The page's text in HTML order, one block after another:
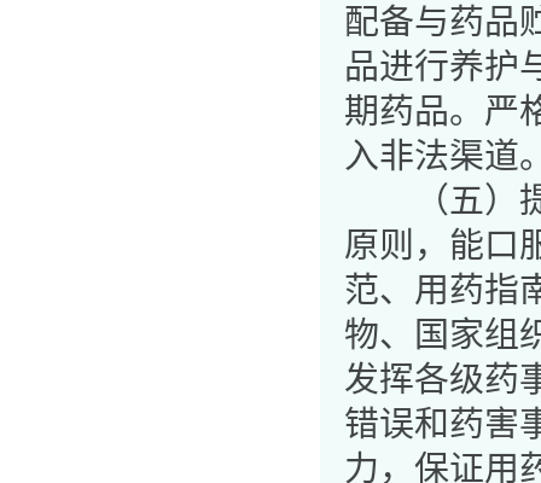
配备与药品
品进行养护
期药品。严
入非法渠道
（五）提
原则，能口
范、用药指
物、国家组
发挥各级药
错误和药害
力，保证用